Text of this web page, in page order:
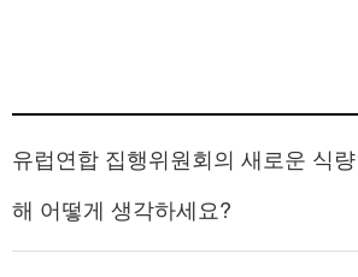
유럽연합 집행위원회의 새로운 식
해 어떻게 생각하세요?